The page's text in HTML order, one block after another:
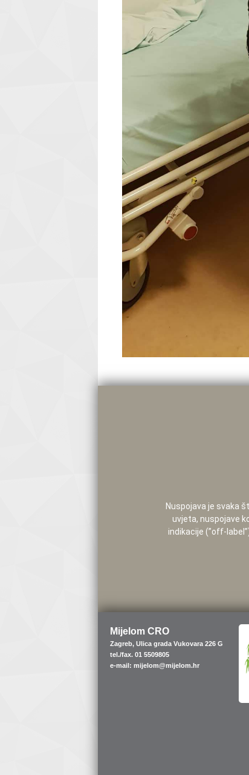
Nuspojava je svaka
uvjeta, nuspojave
indikacije (”off-
Mijelom CRO
Zagreb, Ulica grada Vukovara 226 G
tel./fax. 01 5509805
e-mail: mijelom@mijelom.hr